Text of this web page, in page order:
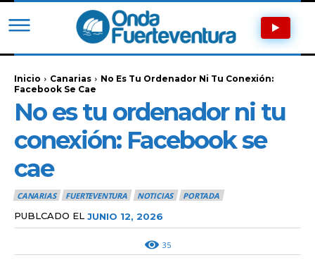
Inicio Canarias
No Es Tu Ordenador Ni Tu Conexión:
Facebook Se Cae
No es tu ordenador ni tu
conexión: Facebook se
cae
CANARIAS FUERTEVENTURA NOTICIAS PORTADA
PUBLCADO EL JUNIO 12, 2026
35